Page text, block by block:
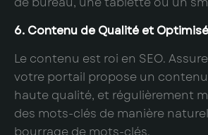
6. Contenu de Qualité et Optimisé
Le contenu est roi en SEO.
votre portail propose un
haute qualité, et régulièrement
des mots-clés de manière